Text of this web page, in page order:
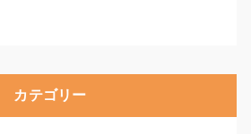
カテゴリー